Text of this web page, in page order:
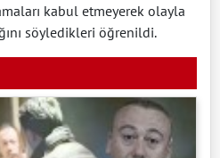
kabul etmeyerek olayla
söyledikleri öğrenildi.